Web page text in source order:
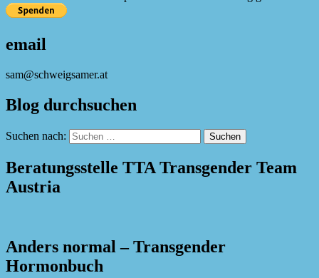
email
sam@schweigsamer.at
Blog durchsuchen
Suchen nach:
Beratungsstelle TTA Transgender Team
Austria
Anders normal – Transgender
Hormonbuch